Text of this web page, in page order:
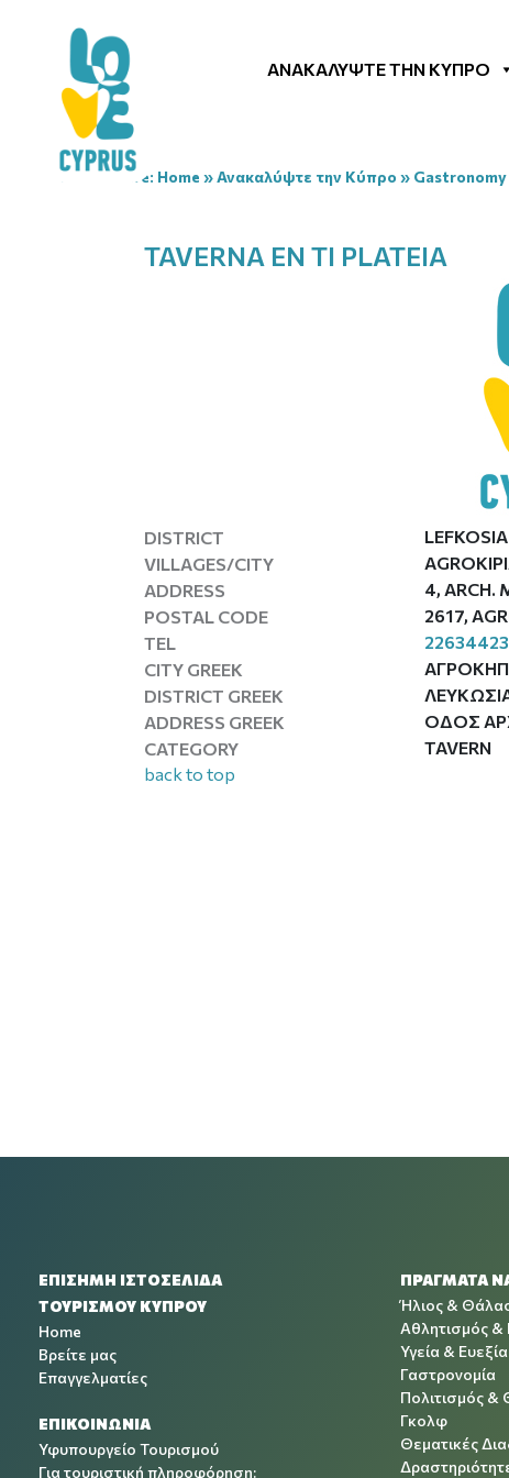
ΑΝΑΚΑΛΎΨΤΕ ΤΗΝ ΚΎΠΡΟ
You are here: Home »Ανακαλύψτε την Κύπρο » Gastronomy
TAVERNA EN TI PLATEIA
DISTRICT
LEFKOSIA
VILLAGES/CITY
ADDRESS
4, ARCH.
POSTAL CODE
2617,
TEL
22634423
CITY GREEK
DISTRICT GREEK
ADDRESS GREEK
ΟΔΟΣ
CATEGORY
TAVERN
back to top
ΕΠΙΣΗΜΗ ΙΣΤΟΣΕΛΙΔΑ
ΤΟΥΡΙΣΜΟΥ ΚΥΠΡΟΥ
Home
Βρείτε μας
Επαγγελματίες
ΕΠΙΚΟΙΝΩΝΙΑ
Υφυπουργείο Τουρισμού
Για τουριστική πληροφόρηση:
ΠΡΑΓΜΑΤΑ
Ήλιος &
Αθλητισμός
Υγεία & Ευεξία
Γαστρονομία
Πολιτισμός &
Γκολφ
Θεματικές